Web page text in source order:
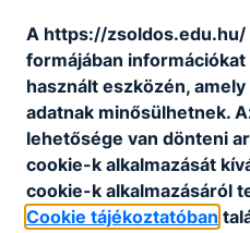
folytat a gyártóeszközök
biztosítása érdekében.
Ajánlott mindazok
gépeket, a forgó-mozgó
továbbá azoknak, akiket
technológia, szeretnek
feladatokat is szívesen
A https://
formájában
használt eszközén,
adatnak minősülhetnek.
lehetősége van dönteni
cookie-k alkalmazását
cookie-k alkalmazásáról
Cookie tájékoztatóban